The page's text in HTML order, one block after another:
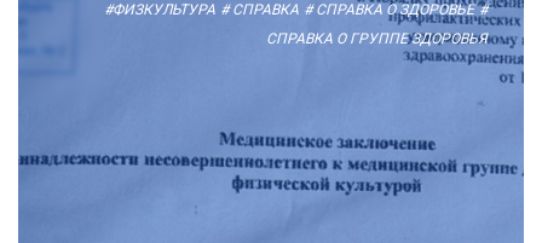
#ФИЗКУЛЬТУРА # СПРАВКА # СПРАВКА О ЗДОРОВЬЕ #
СПРАВКА О ГРУППЕ ЗДОРОВЬЯ